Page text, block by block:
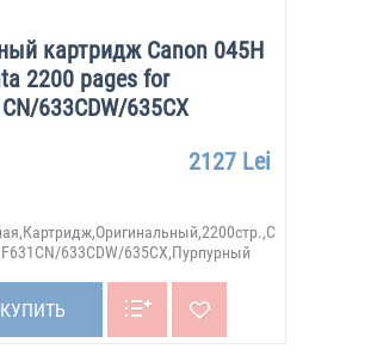
картридж Canon 045H
2200 pages for
633CDW/635CX
2127 Lei
633CDW/635CX,Пурпурный
КУПИТЬ